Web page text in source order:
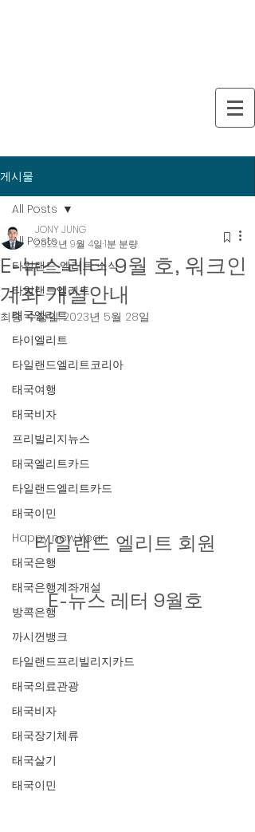
게시물
All Posts
타일랜드 엘리트 소식
타일랜드엘리트
태국엘리트
타이엘리트
타일랜드엘리트코리아
태국여행
태국비자
프리빌리지뉴스
태국엘리트카드
타일랜드엘리트카드
태국이민
Happy new Year
태국은행
태국은행계좌개설
방콕은행
까시껀뱅크
타일랜드프리빌리지카드
태국의료관광
태국비자
태국장기체류
태국살기
태국이민
All Posts
E-뉴스 레터 9월 호, 워크인
계좌 개설안내
JONY JUNG
2022년 9월 4일 1분 분량
최종 수정일:2023년 5월 28일
타일랜드 엘리트 회원
E-뉴스 레터 9월호